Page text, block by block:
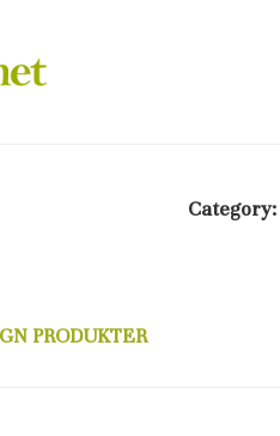
Category:
PRODUKTER